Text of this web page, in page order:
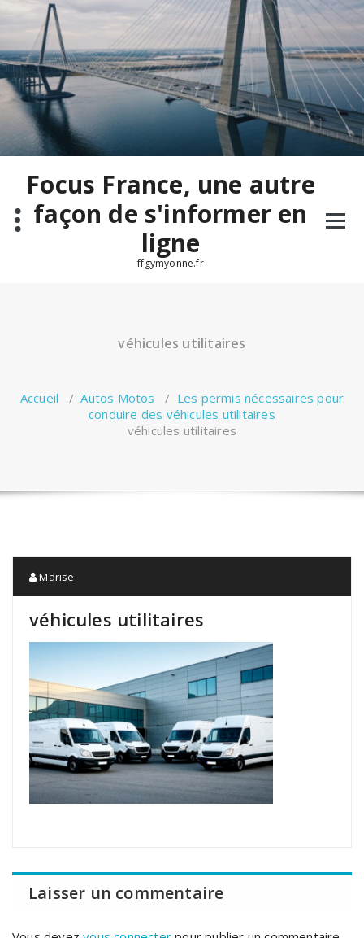
contenu
Focus France, une autre
façon de s'informer en
ligne
ffgymyonne.fr
véhicules utilitaires
Accueil /Autos Motos / Les permis nécessaires pour
conduire des véhicules utilitaires
véhicules utilitaires
Marise
véhicules utilitaires
Laisser un commentaire